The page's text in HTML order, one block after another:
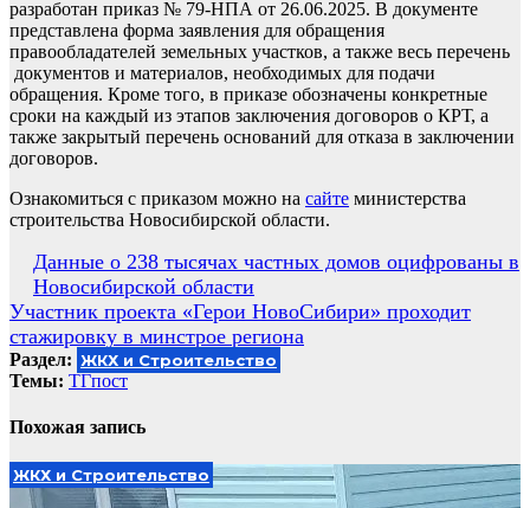
разработан приказ № 79-НПА от 26.06.2025. В документе
представлена форма заявления для обращения
правообладателей земельных участков, а также весь перечень
документов и материалов, необходимых для подачи
обращения. Кроме того, в приказе обозначены конкретные
сроки на каждый из этапов заключения договоров о КРТ, а
также закрытый перечень оснований для отказа в заключении
договоров.
Ознакомиться с приказом можно на сайте министерства
строительства Новосибирской области.
Навигация
по
записям
Данные о 238 тысячах частных домов оцифрованы в
Новосибирской области
Участник проекта «Герои НовоСибири» проходит
стажировку в минстрое региона
Раздел: ЖКХ и Строительство
Темы: ТГпост
Похожая запись
ЖКХ и Строительство